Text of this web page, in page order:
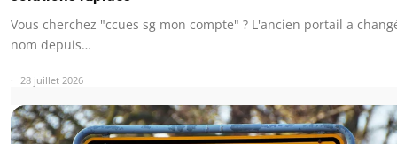
Vous cherchez "ccues sg mon compte" ? L'ancien portail a
nom depuis…
28 juillet 2026